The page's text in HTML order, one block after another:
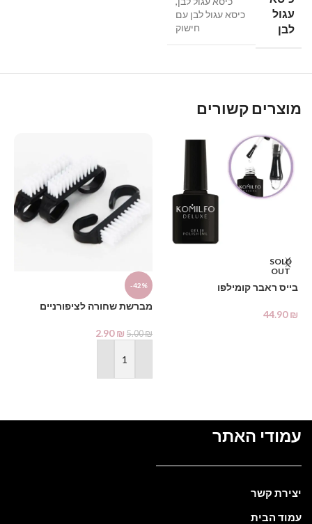
עגול
לבן
כיסא עגול לבן עם
חישוק
מוצרים קשורים
SOLD
OUT
בייס ראבר קומילפו
44.90₪
-42%
מברשת שחורה לציפורניים
5.00₪
2.90₪
הוספה לסל
עמודי האתר
יצירת קשר
עמוד הבית